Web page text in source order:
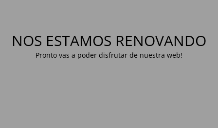
NOS ESTAMOS RENOVANDO
Pronto vas a poder disfrutar de nuestra web!